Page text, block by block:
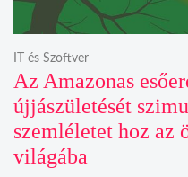
Az Amazonas
újjászületését
szemléletet hoz az
világába
IT és Szoftver